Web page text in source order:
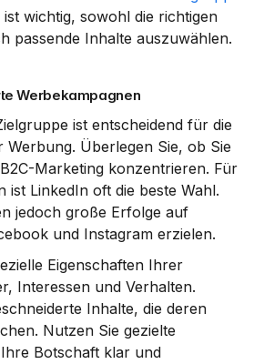
ist wichtig, sowohl die richtigen
passende Inhalte auszuwählen.
Werbekampagnen
ist entscheidend für die
Werbung. Überlegen Sie, ob Sie
Marketing konzentrieren. Für
ist LinkedIn oft die beste Wahl.
jedoch große Erfolge auf
und Instagram erzielen.
Eigenschaften Ihrer
Interessen und Verhalten.
Inhalte, die deren
Nutzen Sie gezielte
Botschaft klar und